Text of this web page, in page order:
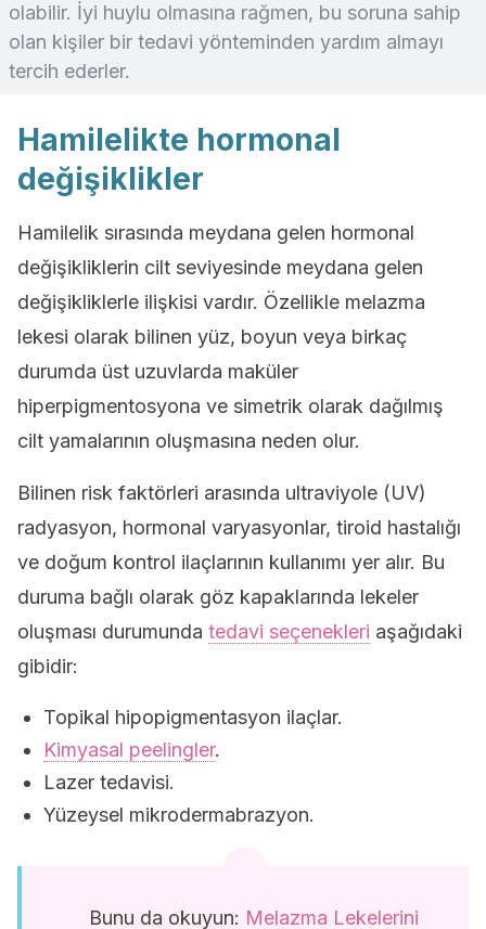
olabilir. İyi huylu olmasına rağmen, bu soruna sahip
olan kişiler bir tedavi yönteminden yardım almayı
tercih ederler.
Hamilelikte hormonal
değişiklikler
Hamilelik sırasında meydana gelen hormonal
değişikliklerin cilt seviyesinde meydana gelen
değişikliklerle ilişkisi vardır. Özellikle melazma
lekesi olarak bilinen yüz, boyun veya birkaç
durumda üst uzuvlarda maküler
hiperpigmentosyona ve simetrik olarak dağılmış
cilt yamalarının oluşmasına neden olur.
Bilinen risk faktörleri arasında ultraviyole (UV)
radyasyon, hormonal varyasyonlar, tiroid hastalığı
ve doğum kontrol ilaçlarının kullanımı yer alır. Bu
duruma bağlı olarak göz kapaklarında lekeler
oluşması durumunda tedavi seçenekleri aşağıdaki
gibidir:
Topikal hipopigmentasyon ilaçlar.
Kimyasal peelingler.
Lazer tedavisi.
Yüzeysel mikrodermabrazyon.
Bunu da okuyun: Melazma Lekelerini